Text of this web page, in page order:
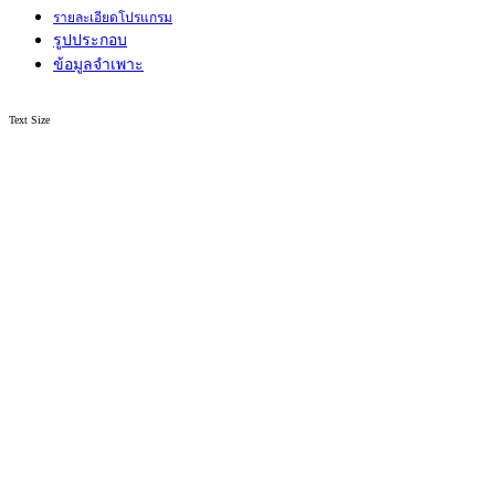
รายละเอียดโปรแกรม
รูปประกอบ
ข้อมูลจำเพาะ
Text Size